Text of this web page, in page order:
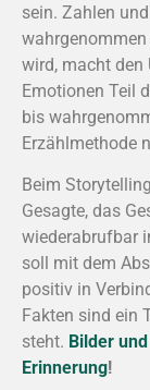
sein. Zahlen
wahrgenommen
wird, macht den
Emotionen Teil
bis
Erzählmethode
Beim
Gesagte, das
wiederabrufbar
soll mit dem
positiv in
Fakten sind ein
steht. Bilder
Erinnerung!